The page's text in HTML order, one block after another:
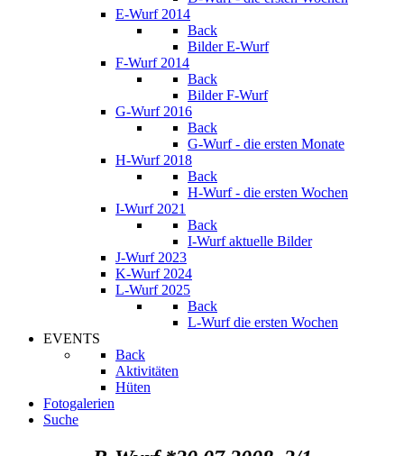
E-Wurf 2014
Back
Bilder E-Wurf
F-Wurf 2014
Back
Bilder F-Wurf
G-Wurf 2016
Back
G-Wurf - die ersten Monate
H-Wurf 2018
Back
H-Wurf - die ersten Wochen
I-Wurf 2021
Back
I-Wurf aktuelle Bilder
J-Wurf 2023
K-Wurf 2024
L-Wurf 2025
Back
L-Wurf die ersten Wochen
EVENTS
Back
Aktivitäten
Hüten
Fotogalerien
Suche